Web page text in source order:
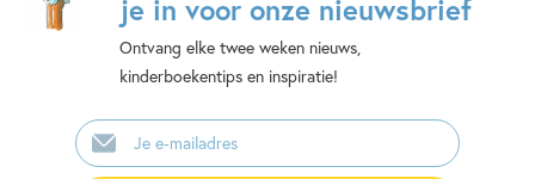
je in voor onze nieuwsbrief
Ontvang elke twee weken nieuws,
kinderboekentips en inspiratie!
E-
mailadres